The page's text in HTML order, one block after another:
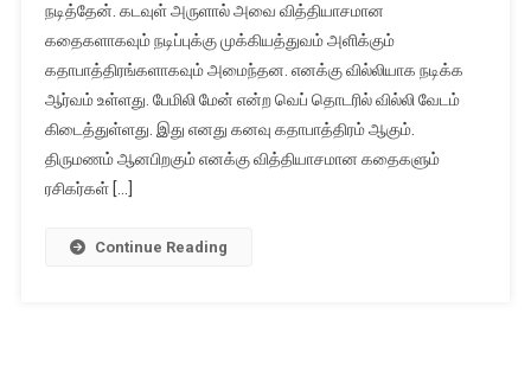
நடித்தேன். கடவுள் அருளால் அவை வித்தியாசமான
கதைகளாகவும் நடிப்புக்கு முக்கியத்துவம் அளிக்கும்
கதாபாத்திரங்களாகவும் அமைந்தன. எனக்கு வில்லியாக நடிக்க
ஆர்வம் உள்ளது. பேமிலி மேன் என்ற வெப் தொடரில் வில்லி வேடம்
கிடைத்துள்ளது. இது எனது கனவு கதாபாத்திரம் ஆகும்.
திருமணம் ஆனபிறகும் எனக்கு வித்தியாசமான கதைகளும்
ரசிகர்கள் […]
Continue Reading